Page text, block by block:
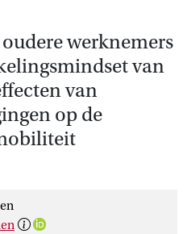
werknemers
van
van
op de